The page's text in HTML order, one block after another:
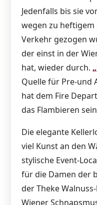
Jedenfalls bis sie
wegen zu heftigem
Verkehr gezogen
der einst in der
hat, wieder durch.
Quelle für Pre-und
hat dem Fire
das Flambieren
Die elegante
viel Kunst an den
stylische Event-
für die Damen der
der Theke
Wiener